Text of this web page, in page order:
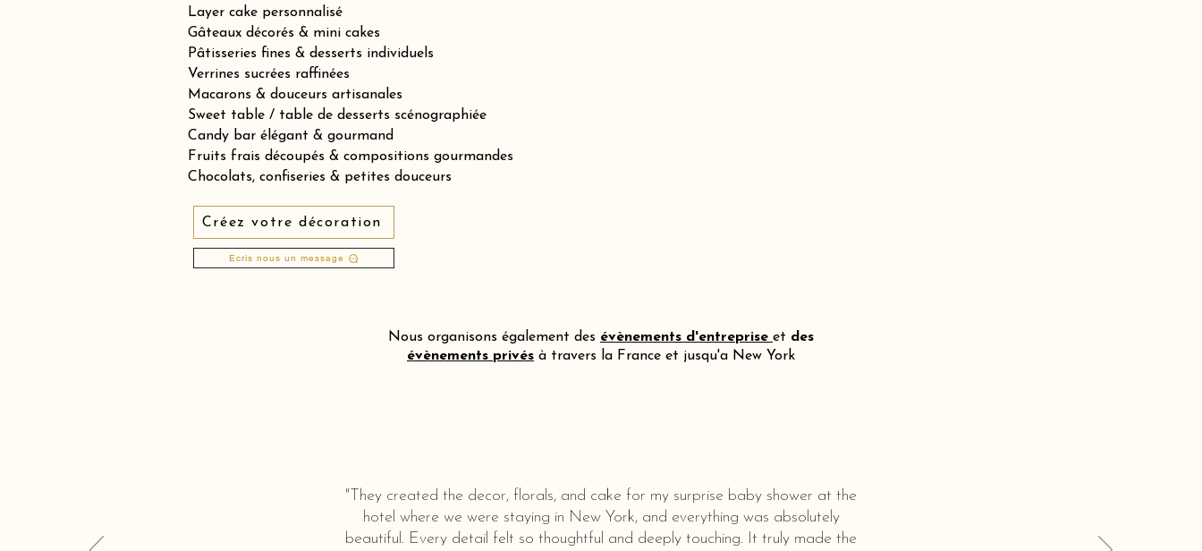
Layer cake personnalisé
Gâteaux décorés & mini cakes
Pâtisseries fines & desserts individuels
Verrines sucrées raffinées
Macarons & douceurs artisanales
Sweet table / table de desserts scénographiée
Candy bar élégant & gourmand
Fruits frais découpés & compositions gourmandes
Chocolats, confiseries & petites douceurs
Créez votre décoration
Ecris nous un message
Nous organisons également des évènements d'entreprise et des
évènements privés à travers la France et jusqu'a New York
"They created the decor, florals, and cake for my surprise baby shower at the
hotel where we were staying in New York, and everything was absolutely
beautiful. Every detail felt so thoughtful and deeply touching. It truly made the